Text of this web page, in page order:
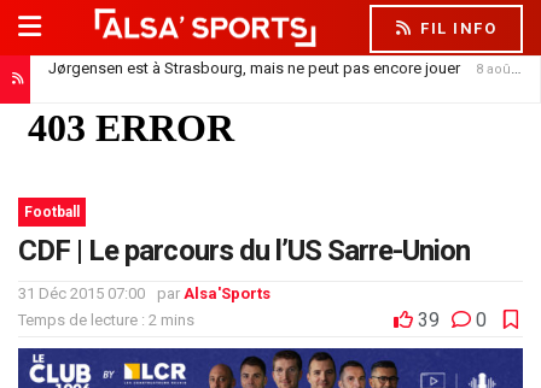
FIL INFO
Jørgensen est à Strasbourg, mais ne peut pas encore jouer 8 août 2026
Football
CDF | Le parcours du l’US Sarre-Union
31 Déc 2015 07:00 par Alsa'Sports
Temps de lecture : 2 mins
39 0